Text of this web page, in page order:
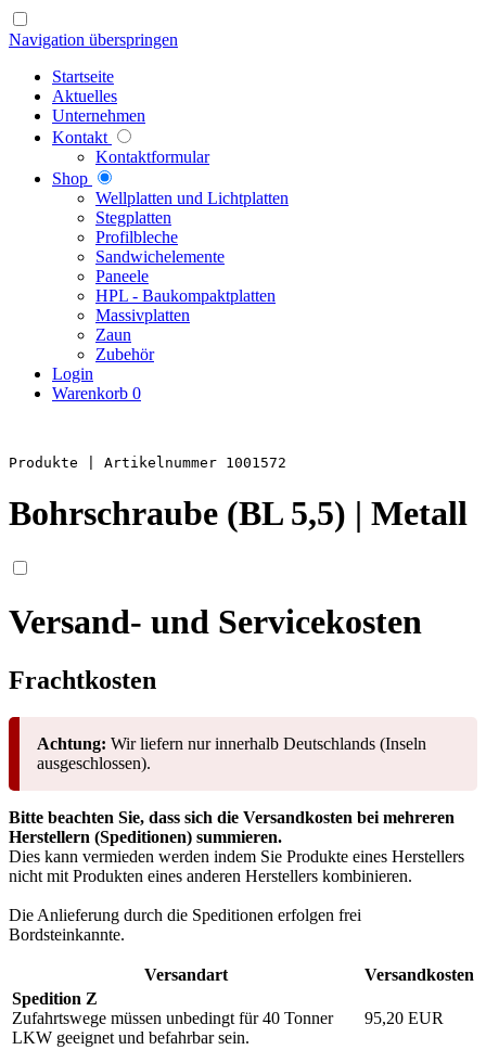
Navigation überspringen
Startseite
Aktuelles
Unternehmen
Kontakt
Kontaktformular
Shop
Well­platten und Licht­platten
Steg­platten
Profil­bleche
Sandwich­elemente
Paneele
HPL - Bau­kompakt­platten
Massiv­platten
Zaun
Zubehör
Login
Warenkorb 0
Produkte | Artikelnummer 1001572
Bohrschraube (BL 5,5) | Metall
Versand- und Servicekosten
Frachtkosten
Achtung: Wir liefern nur innerhalb Deutschlands (Inseln
ausgeschlossen).
Bitte beachten Sie, dass sich die Versandkosten bei mehreren
Herstellern (Speditionen) summieren.
Dies kann vermieden werden indem Sie Produkte eines Herstellers
nicht mit Produkten eines anderen Herstellers kombinieren.
Die Anlieferung durch die Speditionen erfolgen frei
Bordsteinkannte.
Versandart
Versandkosten
Spedition Z
Zufahrtswege müssen unbedingt für 40 Tonner
LKW geeignet und befahrbar sein.
95,20 EUR